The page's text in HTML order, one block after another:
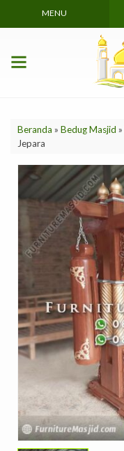
MENU
Beranda » Bedug Masjid »
Jepara